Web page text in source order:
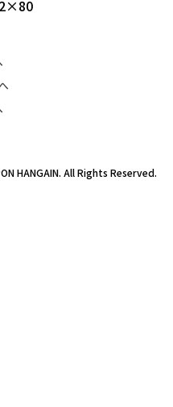
HANGAIN. All Rights Reserved.